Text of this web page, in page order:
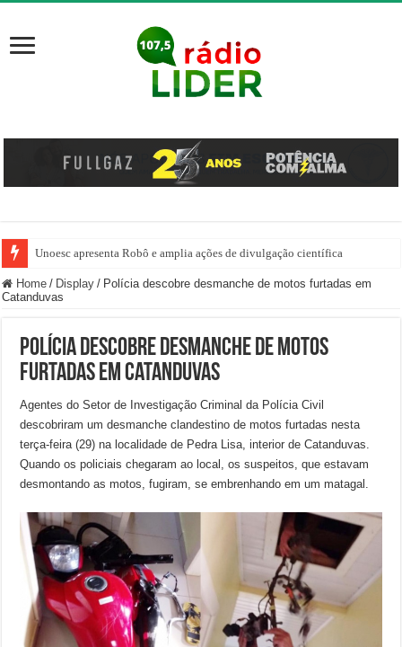
Unoesc apresenta Robô e amplia ações de divulgação científica
Família venezuelana percorre mais de 100 km, paga aluguel adiantado e
Home / Display / Polícia descobre desmanche de motos furtadas em
Catanduvas
Polícia descobre desmanche de motos
furtadas em Catanduvas
Agentes do Setor de Investigação Criminal da Polícia Civil
descobriram um desmanche clandestino de motos furtadas nesta
terça-feira (29) na localidade de Pedra Lisa, interior de Catanduvas.
Quando os policiais chegaram ao local, os suspeitos, que estavam
desmontando as motos, fugiram, se embrenhando em um matagal.